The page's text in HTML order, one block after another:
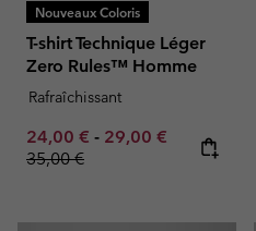
Nouveaux Coloris
T-shirt Technique Léger
Zero Rules™ Homme
Rafraîchissant
Minimum sale price:
24,00 € - Maximum sale
29,00 € Regular
35,00 €